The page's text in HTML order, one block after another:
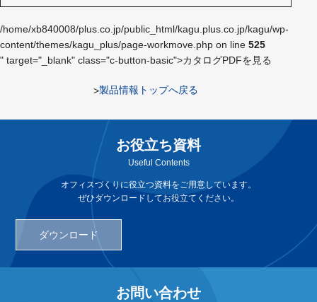
/home/xb840008/plus.co.jp/public_html/kagu.plus.co.jp/kagu/wp-
content/themes/kagu_plus/page-workmove.php on line 525
" target="_blank" class="c-button-basic">カタログPDFを見る
製品情報トップへ戻る
お役立ち資料
Useful Contents
オフィスづくりに役立つ資料をご用意しています。
ぜひダウンロードしてお役立てください。
ダウンロード
お問い合わせ